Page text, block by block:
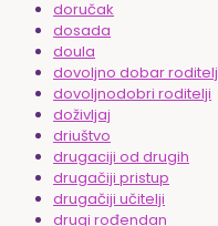
doručak
dosada
doula
dovoljno dobar roditelj
dovoljnodobri roditelji
doživljaj
driuštvo
drugaciji od drugih
drugačiji pristup
drugačiji učitelji
drugi rođendan